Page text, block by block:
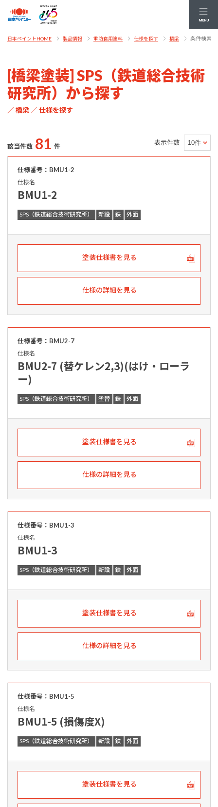
MENU
日本ペイントHOME 製品情報 重防食用塗料 仕様を探す 橋梁 条件検索結
[橋梁塗装] SPS（鉄道総合技術
研究所）から探す
／ 橋梁 ／ 仕様を探す
該当件数 81 件 表示件数
仕様番号：BMU1-2
仕様名
BMU1-2
SPS（鉄道総合技術研究所） 新設 鉄 外面
塗装仕様書を見る
仕様の詳細を見る
仕様番号：BMU2-7
仕様名
BMU2-7 (替ケレン2,3)(はけ・ローラ
ー)
SPS（鉄道総合技術研究所） 塗替 鉄 外面
塗装仕様書を見る
仕様の詳細を見る
仕様番号：BMU1-3
仕様名
BMU1-3
SPS（鉄道総合技術研究所） 新設 鉄 外面
塗装仕様書を見る
仕様の詳細を見る
仕様番号：BMU1-5
仕様名
BMU1-5 (損傷度X)
SPS（鉄道総合技術研究所） 新設 鉄 外面
塗装仕様書を見る